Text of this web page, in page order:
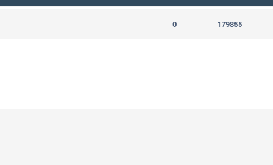
0 179855